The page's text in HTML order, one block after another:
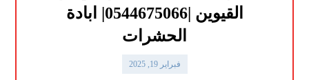
القيوين |0544675066| ابادة
الحشرات
فبراير 19, 2025